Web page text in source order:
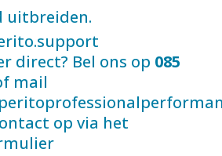
uitbreiden.
direct? Bel ons op 085
mail
op via het